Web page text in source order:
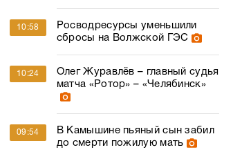
10:58
Росводресурсы уменьшили
сбросы на Волжской ГЭС
10:24
Олег Журавлёв – главный судья
матча «Ротор» – «Челябинск»
09:54
В Камышине пьяный сын забил
до смерти пожилую мать